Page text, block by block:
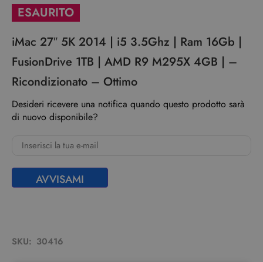
ESAURITO
iMac 27″ 5K 2014 | i5 3.5Ghz | Ram 16Gb |
FusionDrive 1TB | AMD R9 M295X 4GB | –
Ricondizionato – Ottimo
Desideri ricevere una notifica quando questo prodotto sarà
di nuovo disponibile?
AVVISAMI
SKU: 30416